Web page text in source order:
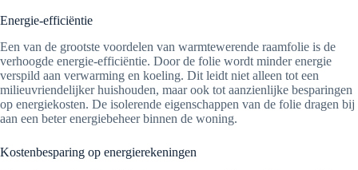
Energie-efficiëntie
Een van de grootste voordelen van warmtewerende raamfolie is de
verhoogde energie-efficiëntie. Door de folie wordt minder energie
verspild aan verwarming en koeling. Dit leidt niet alleen tot een
milieuvriendelijker huishouden, maar ook tot aanzienlijke besparingen
op energiekosten. De isolerende eigenschappen van de folie dragen bij
aan een beter energiebeheer binnen de woning.
Kostenbesparing op energierekeningen